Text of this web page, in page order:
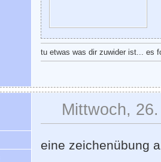
tu etwas was dir zuwider ist... es
Mittwoch,
eine zeichenübung